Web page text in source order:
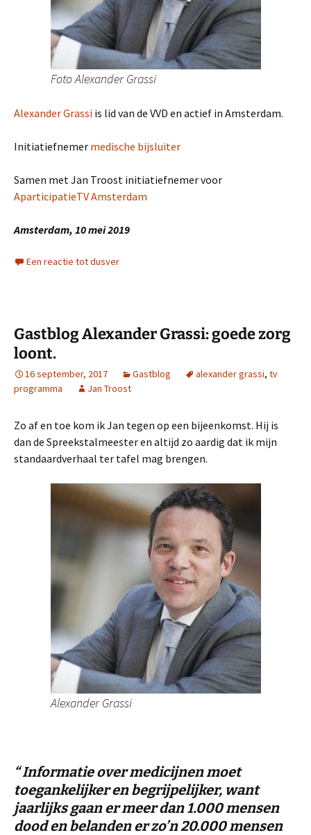
Foto Alexander Grassi
Alexander Grassi is lid van de VVD en actief in Amsterdam.
Initiatiefnemer medische bijsluiter
Samen met Jan Troost initiatiefnemer voor
AparticipatieTV Amsterdam
Amsterdam, 10 mei 2019
Een reactie tot dusver
Gastblog Alexander Grassi: goede zorg
loont.
16 september, 2017 Gastblog alexander grassi, tv
programma
Jan Troost
Zo af en toe kom ik Jan tegen op een bijeenkomst. Hij is
dan de Spreekstalmeester en altijd zo aardig dat ik mijn
standaardverhaal ter tafel mag brengen.
Alexander Grassi
“ Informatie over medicijnen moet
toegankelijker en begrijpelijker, want
jaarlijks gaan er meer dan 1.000 mensen
dood en belanden er zo’n 20.000 mensen